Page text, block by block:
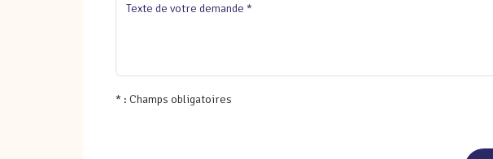
Texte de votre demande *
* : Champs obligatoires